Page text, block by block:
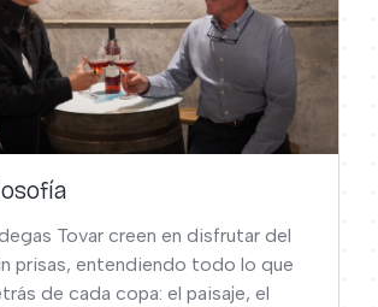
Tovar creen en disfrutar del
prisas, entendiendo todo lo que
de cada copa: el paisaje, el